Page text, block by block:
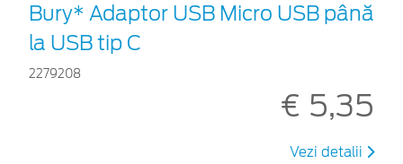
Bury* Adaptor USB Micro USB până
la USB tip C
2279208
€ 5,35
Vezi detalii